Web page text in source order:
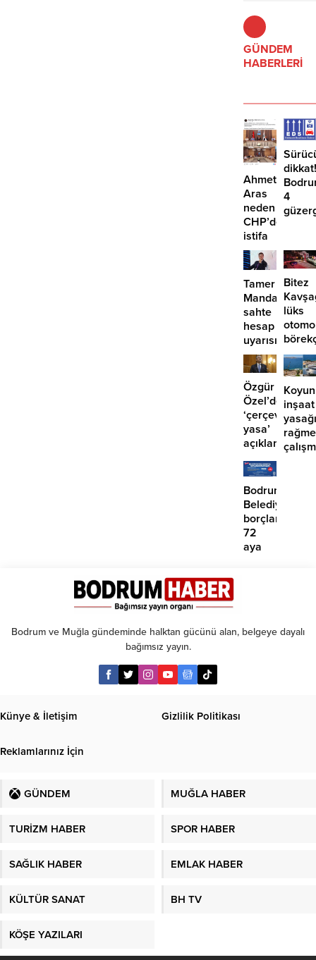
GÜNDEM
HABERLERİ
Ahmet
Aras
neden
CHP’den
istifa
etmiyor?
dikkat!
4
Tamer
sahte
hesap
uyarısı
Bitez
lüks
girdi:
2
Özgür
Özel’den
‘çerçeve
yasa’
açıklaması:
atma
çabamız
yok’
inşaat
Bodrum
borçlara
72
aya
Bodrum ve Muğla gündeminde halktan gücünü alan, belgeye dayalı
bağımsız yayın.
Künye & İletişim Gizlilik Politikası
Reklamlarınız İçin
GÜNDEM MUĞLA HABER
TURİZM HABER SPOR HABER
SAĞLIK HABER EMLAK HABER
KÜLTÜR SANAT BH TV
KÖŞE YAZILARI